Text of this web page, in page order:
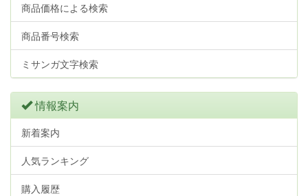
商品価格による検索
商品番号検索
ミサンガ文字検索
情報案内
新着案内
人気ランキング
購入履歴